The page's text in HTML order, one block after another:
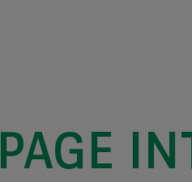
PAGE